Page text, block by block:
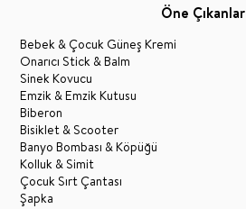
Öne Çıkanlar
Bebek & Çocuk Güneş Kremi
Onarıcı Stick & Balm
Sinek Kovucu
Emzik & Emzik Kutusu
Biberon
Bisiklet & Scooter
Banyo Bombası & Köpüğü
Kolluk & Simit
Çocuk Sırt Çantası
Şapka